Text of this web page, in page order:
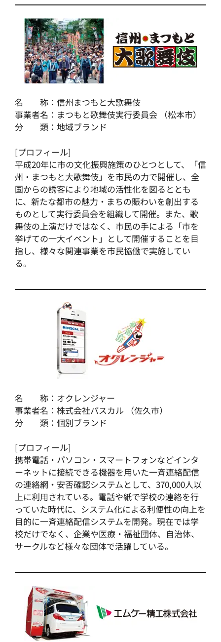
名 称：信州まつもと大歌舞伎
事業者名：まつもと歌舞伎実行委員会 （松本市）
分 類：地域ブランド
[プロフィール]
平成20年に市の文化振興施策のひとつとして、「信
州・まつもと大歌舞伎」を市民の力で開催し、全
国からの誘客により地域の活性化を図るととも
に、新たな都市の魅力・まちの賑わいを創出する
ものとして実行委員会を組織して開催。また、歌
舞伎の上演だけではなく、市民の手による「市を
挙げての一大イベント」として開催することを目
指し、様々な関連事業を市民協働で実施してい
る。
名 称：オクレンジャー
事業者名：株式会社パスカル （佐久市）
分 類：個別ブランド
[プロフィール]
携帯電話・パソコン・スマートフォンなどインタ
ーネットに接続できる機器を用いた一斉連絡配信
の連絡網・安否確認システムとして、370,000人以
上に利用されている。電話や紙で学校の連絡を行
っていた時代に、システム化による利便性の向上を
目的に一斉連絡配信システムを開発。現在では学
校だけでなく、企業や医療・福祉団体、自治体、
サークルなど様々な団体で活躍している。